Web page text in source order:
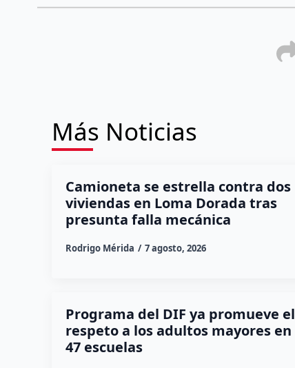
Más Noticias
Camioneta se estrella contra dos
viviendas en Loma Dorada tras
presunta falla mecánica
Rodrigo Mérida 7 agosto, 2026
Programa del DIF ya promueve el
respeto a los adultos mayores en
47 escuelas